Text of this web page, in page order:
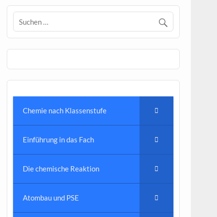
Chemie nach Klassenstufe
Einführung in das Fach
Die chemische Reaktion
Atombau und PSE